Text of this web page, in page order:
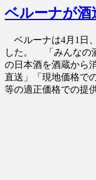
ベルーナが酒
ベルーナは4月1日
した。 「みんなの
の日本酒を酒蔵から
直送」「現地価格で
等の適正価格での提